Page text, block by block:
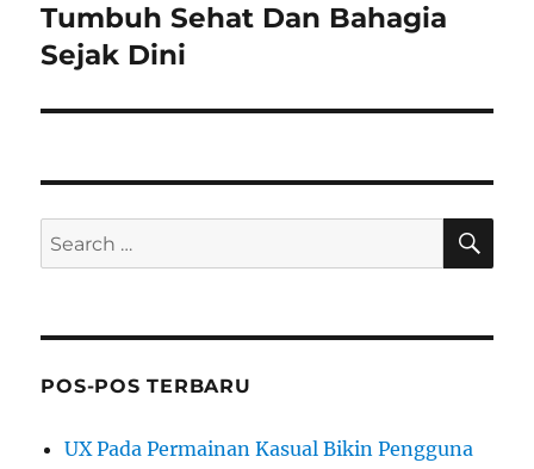
post:
Tumbuh Sehat Dan Bahagia
Sejak Dini
Search
for:
POS-POS TERBARU
UX Pada Permainan Kasual Bikin Pengguna